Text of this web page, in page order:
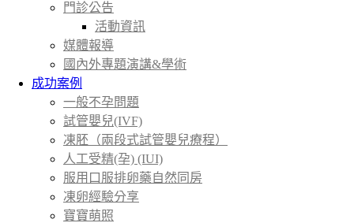
門診公告
活動資訊
媒體報導
國內外專題演講&學術
成功案例
一般不孕問題
試管嬰兒(IVF)
凍胚（兩段式試管嬰兒療程）
人工受精(孕) (IUI)
服用口服排卵藥自然同房
凍卵經驗分享
寶寶萌照